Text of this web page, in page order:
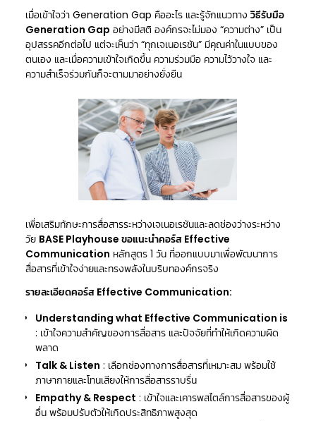
เมื่อเข้าใจว่า Generation Gap คืออะไร และรู้จักแนวทาง วิธีรับมือ
Generation Gap อย่างมีสติ องค์กรจะไม่มอง “ความต่าง” เป็น
อุปสรรคอีกต่อไป แต่จะเห็นว่า “ทุกเจเนอเรชัน” มีคุณค่าในแบบของ
ตนเอง และเมื่อความเข้าใจเกิดขึ้น ความร่วมมือ ความไว้วางใจ และ
ความสำเร็จร่วมกันก็จะตามมาอย่างยั่งยืน
เพื่อเสริมทักษะการสื่อสารระหว่างเจเนอเรชันและลดช่องว่างระหว่าง
วัย BASE Playhouse ขอแนะนำคอร์ส Effective
Communication หลักสูตร 1 วัน ที่ออกแบบมาเพื่อพัฒนาการ
สื่อสารที่เข้าใจง่ายและทรงพลังในบริบทองค์กรจริง
รายละเอียดคอร์ส Effective Communication:
Understanding what Effective Communication is
: เข้าใจความสำคัญของการสื่อสาร และปัจจัยที่ทำให้เกิดความผิด
พลาด
Talk & Listen : เลือกช่องทางการสื่อสารที่เหมาะสม พร้อมใช้
ภาษากายและโทนเสียงให้การสื่อสารราบรื่น
Empathy & Respect : เข้าใจและเคารพสไตล์การสื่อสารของผู้
อื่น พร้อมปรับตัวให้เกิดประสิทธิภาพสูงสุด